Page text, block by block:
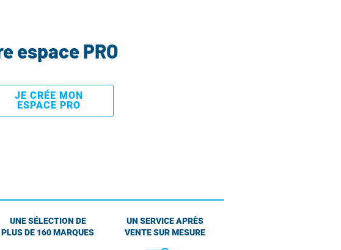
espace PRO
JE CRÉE MON
ESPACE PRO
UNE SÉLECTION DE
PLUS DE 160 MARQUES
UN SERVICE APRÈS
VENTE SUR MESURE